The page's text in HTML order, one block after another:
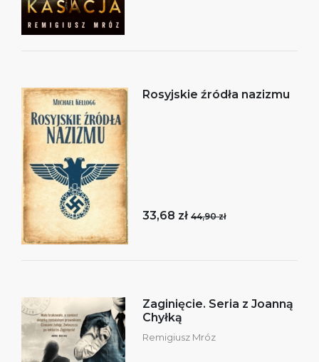
Rosyjskie źródła nazizmu
33,68 zł 44,90 zł
Zaginięcie. Seria z Joanną
Chyłką
Remigiusz Mróz